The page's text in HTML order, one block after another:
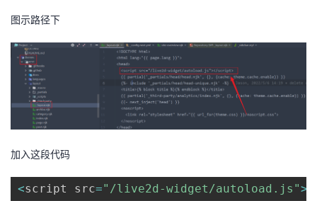
图示路径下
加入这段代码
<script src="/live2d-widget/autoload.js">